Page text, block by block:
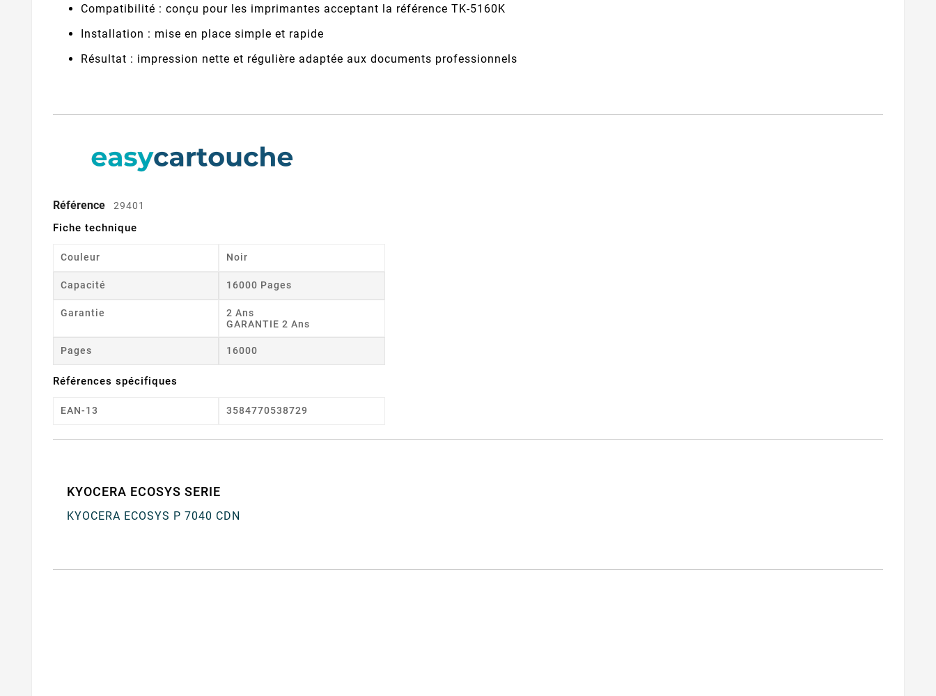
Compatibilité : conçu pour les imprimantes acceptant la référence TK-5160K
Installation : mise en place simple et rapide
Résultat : impression nette et régulière adaptée aux documents professionnels
Référence 29401
Fiche technique
Couleur Noir
Capacité 16000 Pages
Garantie
2 Ans
GARANTIE 2 Ans
Pages 16000
Références spécifiques
EAN-13 3584770538729
KYOCERA ECOSYS SERIE
KYOCERA ECOSYS P 7040 CDN